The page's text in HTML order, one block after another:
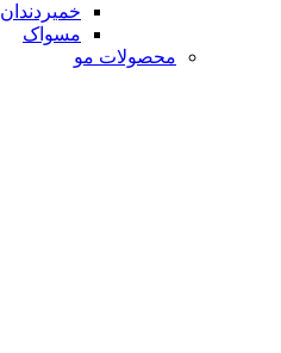
خمیردندان
مسواک
محصولات مو